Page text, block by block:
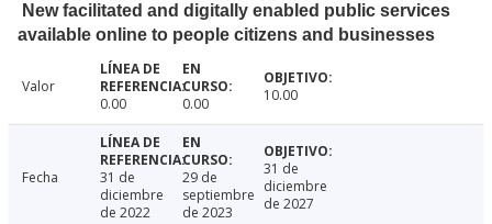
New facilitated and digitally enabled public services
available online to people citizens and businesses
Valor
0.00
0.00 10.00
Fecha
31 de
diciembre
de 2022
29 de
septiembre
de 2023
31 de
diciembre
de 2027